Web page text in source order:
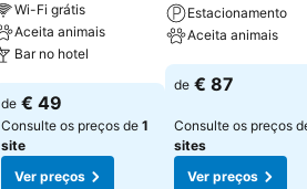
Wi-Fi grátis
Aceita animais
Bar no hotel
Ver preços
de € 49
Consulte os preços de 1
site
Ver preços
Estacionamento
Aceita animais
Ver preços
de € 87
Consulte os preços
sites
Ver preços